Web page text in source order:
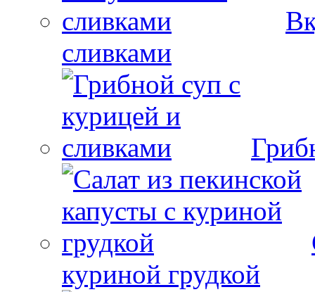
сливками
куриной грудкой